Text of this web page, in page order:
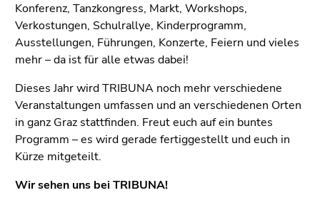
Konferenz, Tanzkongress, Markt, Workshops,
Verkostungen, Schulrallye, Kinderprogramm,
Ausstellungen, Führungen, Konzerte, Feiern und vieles
mehr – da ist für alle etwas dabei!
Dieses Jahr wird TRIBUNA noch mehr verschiedene
Veranstaltungen umfassen und an verschiedenen Orten
in ganz Graz stattfinden. Freut euch auf ein buntes
Programm – es wird gerade fertiggestellt und euch in
Kürze mitgeteilt.
Wir sehen uns bei TRIBUNA!